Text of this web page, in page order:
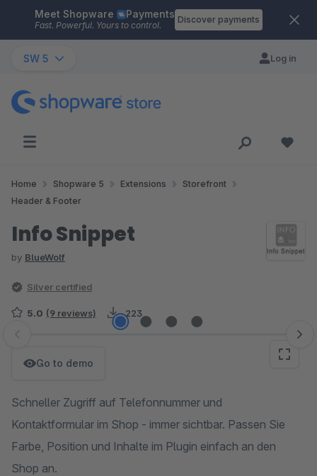
Skip to main content
Meet Shopware Payments
Fast. Powerful. Yours to control.
Discover payments
SW 5 Log in
Home Shopware 5 Extensions
Storefront
Header & Footer
Info Snippet
by BlueWolf
Silver certified
5.0 (9 reviews) 223
Skip image gallery
Go to demo
Schneller Zugriff auf Telefonnummer und
Kontaktformular im Shop - immer sichtbar. Passen Sie
Farbe, Position und Inhalte im Plugin einfach an den
Shop an.